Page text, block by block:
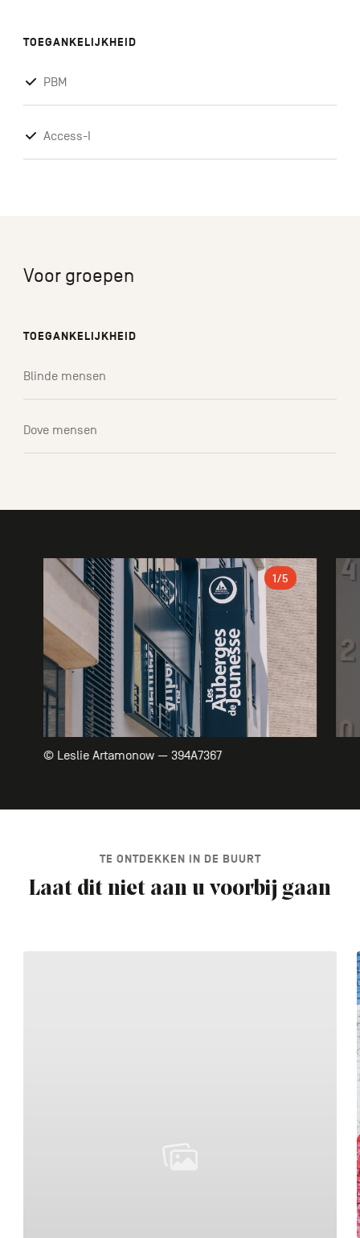
TOEGANKELIJKHEID
PBM
Access-I
Voor groepen
TOEGANKELIJKHEID
Blinde mensen
Dove mensen
Galerie
© Leslie Artamonow — 394A7367
1/5
TE ONTDEKKEN IN DE BUURT
Laat dit niet aan u voorbij gaan